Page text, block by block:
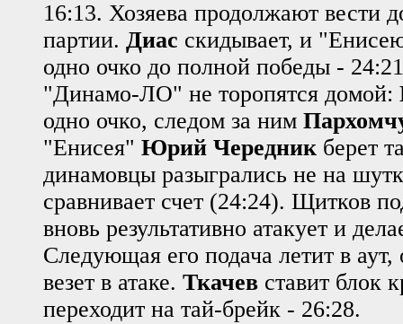
16:13. Хозяева продолжают вести
партии. Диас скидывает, и
одно очко до полной победы -
"Динамо-ЛО" не торопятся домой:
одно очко, следом за ним
"Енисея" Юрий Чередник берет
динамовцы разыгрались не на
сравнивает счет (24:24). Щитков
вновь результативно атакует и
Следующая его подача летит в
везет в атаке. Ткачев ставит блок
переходит на тай-брейк - 26:28.